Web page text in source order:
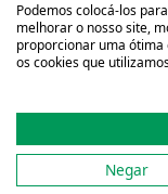
Podemos colocá-los
melhorar o nosso site,
proporcionar uma ótima
os cookies que
Negar